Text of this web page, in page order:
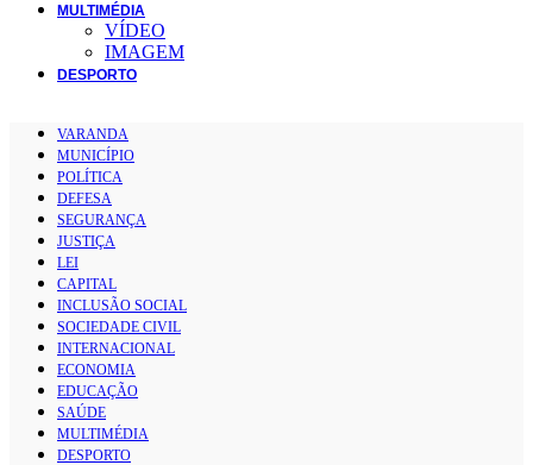
MULTIMÉDIA
VÍDEO
IMAGEM
DESPORTO
VARANDA
MUNICÍPIO
POLÍTICA
DEFESA
SEGURANÇA
JUSTIÇA
LEI
CAPITAL
INCLUSÃO SOCIAL
SOCIEDADE CIVIL
INTERNACIONAL
ECONOMIA
EDUCAÇÃO
SAÚDE
MULTIMÉDIA
DESPORTO